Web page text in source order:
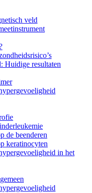
veld
Huidige resultaten
de beenderen
keratinocyten
in het